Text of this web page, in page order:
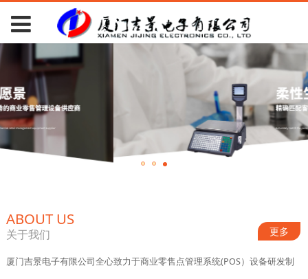
ABOUT US
关于我们 更多
厦门吉景电子有限公司全心致力于商业零售点管理系统(POS）设备研发制